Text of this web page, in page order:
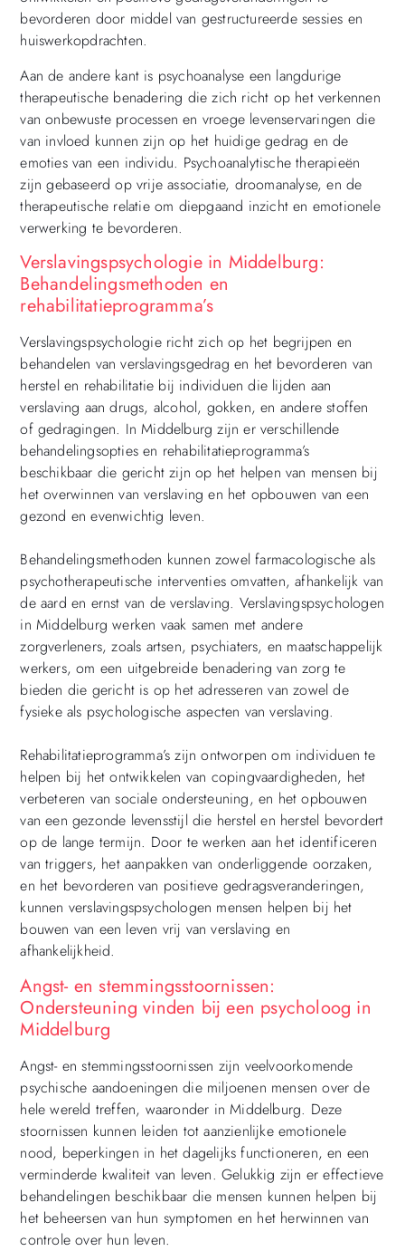
bevorderen door middel van gestructureerde sessies en
huiswerkopdrachten.
Aan de andere kant is psychoanalyse een langdurige
therapeutische benadering die zich richt op het verkennen
van onbewuste processen en vroege levenservaringen die
van invloed kunnen zijn op het huidige gedrag en de
emoties van een individu. Psychoanalytische therapieën
zijn gebaseerd op vrije associatie, droomanalyse, en de
therapeutische relatie om diepgaand inzicht en emotionele
verwerking te bevorderen.
Verslavingspsychologie in Middelburg:
Behandelingsmethoden en
rehabilitatieprogramma’s
Verslavingspsychologie richt zich op het begrijpen en
behandelen van verslavingsgedrag en het bevorderen van
herstel en rehabilitatie bij individuen die lijden aan
verslaving aan drugs, alcohol, gokken, en andere stoffen
of gedragingen. In Middelburg zijn er verschillende
behandelingsopties en rehabilitatieprogramma’s
beschikbaar die gericht zijn op het helpen van mensen bij
het overwinnen van verslaving en het opbouwen van een
gezond en evenwichtig leven.
Behandelingsmethoden kunnen zowel farmacologische als
psychotherapeutische interventies omvatten, afhankelijk van
de aard en ernst van de verslaving. Verslavingspsychologen
in Middelburg werken vaak samen met andere
zorgverleners, zoals artsen, psychiaters, en maatschappelijk
werkers, om een uitgebreide benadering van zorg te
bieden die gericht is op het adresseren van zowel de
fysieke als psychologische aspecten van verslaving.
Rehabilitatieprogramma’s zijn ontworpen om individuen te
helpen bij het ontwikkelen van copingvaardigheden, het
verbeteren van sociale ondersteuning, en het opbouwen
van een gezonde levensstijl die herstel en herstel bevordert
op de lange termijn. Door te werken aan het identificeren
van triggers, het aanpakken van onderliggende oorzaken,
en het bevorderen van positieve gedragsveranderingen,
kunnen verslavingspsychologen mensen helpen bij het
bouwen van een leven vrij van verslaving en
afhankelijkheid.
Angst- en stemmingsstoornissen:
Ondersteuning vinden bij een psycholoog in
Middelburg
Angst- en stemmingsstoornissen zijn veelvoorkomende
psychische aandoeningen die miljoenen mensen over de
hele wereld treffen, waaronder in Middelburg. Deze
stoornissen kunnen leiden tot aanzienlijke emotionele
nood, beperkingen in het dagelijks functioneren, en een
verminderde kwaliteit van leven. Gelukkig zijn er effectieve
behandelingen beschikbaar die mensen kunnen helpen bij
het beheersen van hun symptomen en het herwinnen van
controle over hun leven.